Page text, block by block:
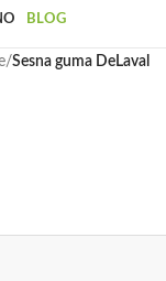
BLOG
/Sesna guma DeLaval